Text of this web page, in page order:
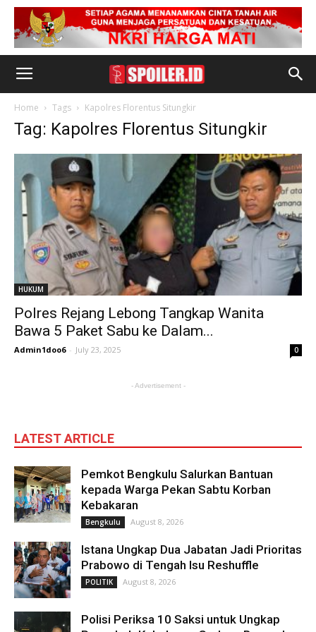
Home Tags Kapolres Florentus Situngkir
Tag: Kapolres Florentus Situngkir
HUKUM
Polres Rejang Lebong Tangkap Wanita
Bawa 5 Paket Sabu ke Dalam...
Admin1doo6 - July 23, 2025 0
- Advertisement -
LATEST ARTICLE
Pemkot Bengkulu Salurkan Bantuan
kepada Warga Pekan Sabtu Korban
Kebakaran
Bengkulu August 8, 2026
Istana Ungkap Dua Jabatan Jadi Prioritas
Prabowo di Tengah Isu Reshuffle
POLITIK August 8, 2026
Polisi Periksa 10 Saksi untuk Ungkap